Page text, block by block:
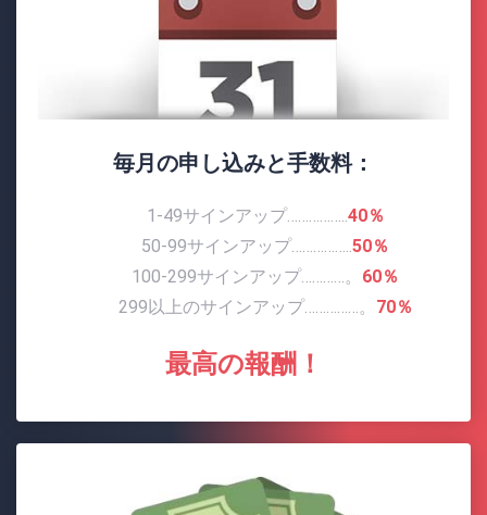
毎月の申し込みと手数料：
1-49サインアップ……………..40％
50-99サインアップ……………..50％
100-299サインアップ…………。 60％
299以上のサインアップ……………。 70％
最高の報酬！